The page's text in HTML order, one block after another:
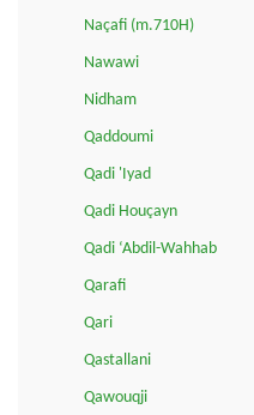
Naçafi (m.710H)
Nawawi
Nidham
Qaddoumi
Qadi 'Iyad
Qadi Houçayn
Qadi ‘Abdil-Wahhab
Qarafi
Qari
Qastallani
Qawouqji